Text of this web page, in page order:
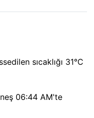
sıcaklığı 31°C
06:44 AM'te